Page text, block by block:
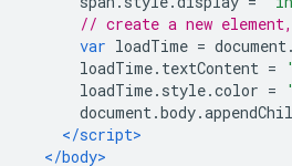
// create a new
var loadTime = document.
loadTime. textContent =
loadTime. style.color =
document.body.
</script>
</body>